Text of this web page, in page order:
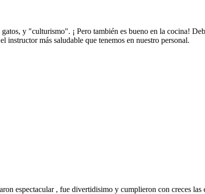
y "culturismo". ¡ Pero también es bueno en la cocina!
instructor más saludable que tenemos en nuestro personal.
espectacular , fue divertidisimo y cumplieron con creces